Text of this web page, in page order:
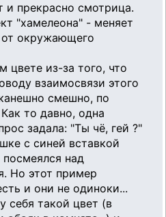
и прекрасно смотрица.
"хамелеона" - меняет
от окружающего
из-за того, что
взаимосвязи этого
смешно, по
то давно, одна
задала: "Ты чё, гей ?"
с синей вставкой
над
Но этот пример
и они не одиноки...
себя такой цвет (в